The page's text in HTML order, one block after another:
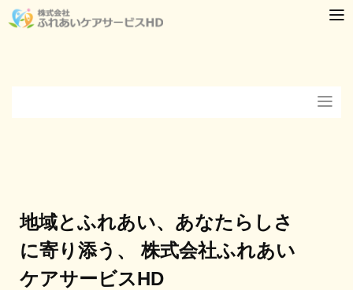
地域とふれあい、あなたらしさ
に寄り添う、 株式会社ふれあい
ケアサービスHD